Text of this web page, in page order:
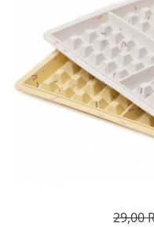
29,00